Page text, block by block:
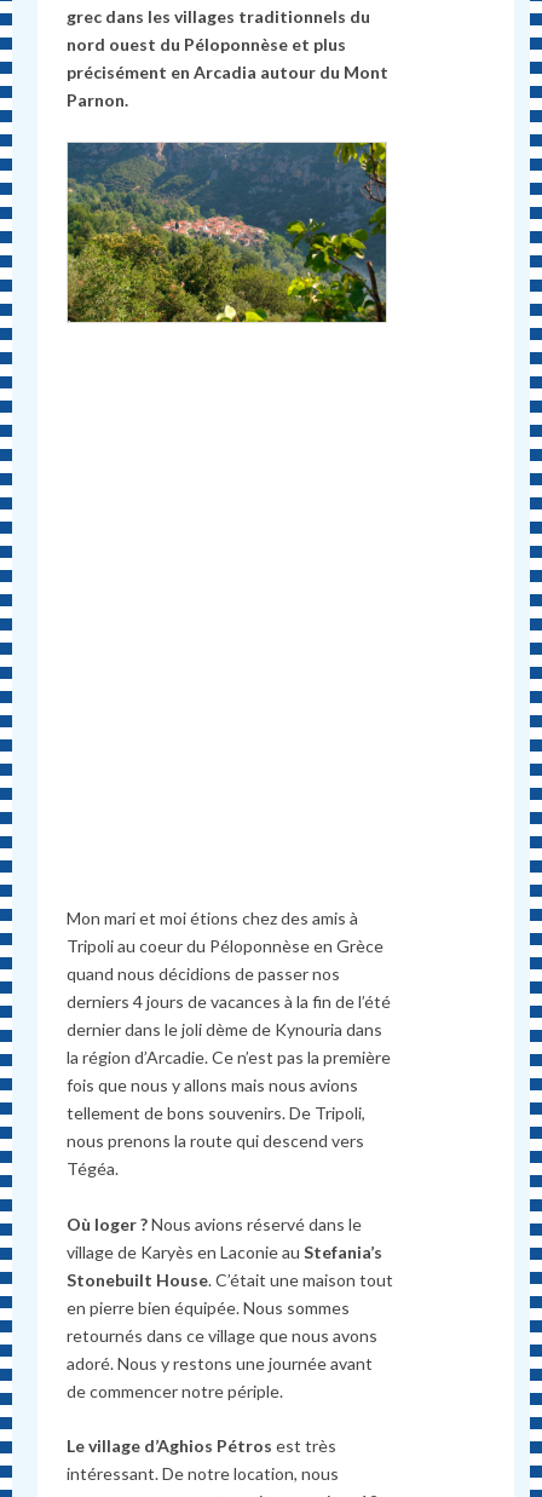
grec dans les villages traditionnels du
nord ouest du Péloponnèse et plus
précisément en Arcadia autour du Mont
Parnon.
Mon mari et moi étions chez des amis à
Tripoli au coeur du Péloponnèse en Grèce
quand nous décidions de passer nos
derniers 4 jours de vacances à la fin de l’été
dernier dans le joli dème de Kynouria dans
la région d’Arcadie. Ce n’est pas la première
fois que nous y allons mais nous avions
tellement de bons souvenirs. De Tripoli,
nous prenons la route qui descend vers
Tégéa.
Où loger ?Nous avions réservé dans le
village de Karyès en Laconie auStefania’s
Stonebuilt House. C’était une maison tout
en pierre bien équipée. Nous sommes
retournés dans ce village que nous avons
adoré. Nous y restons une journée avant
de commencer notre périple.
Le village d’Aghios Pétros est très
intéressant. De notre location, nous